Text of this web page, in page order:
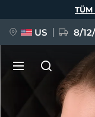
TÜM
US 8/